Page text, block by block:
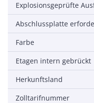
Farbe
Etagen intern gebrückt
Herkunftsland
Zolltarifnummer